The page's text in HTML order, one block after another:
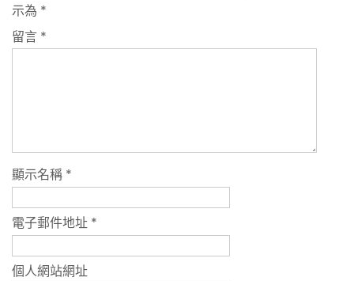
示為 *
留言 *
顯示名稱 *
電子郵件地址 *
個人網站網址